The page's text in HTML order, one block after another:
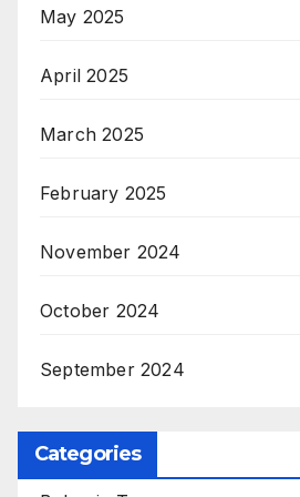
May 2025
April 2025
March 2025
February 2025
November 2024
October 2024
September 2024
Categories